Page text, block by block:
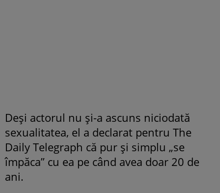
Deși actorul nu și-a ascuns niciodată
sexualitatea, el a declarat pentru The
Daily Telegraph că pur și simplu „se
împăca” cu ea pe când avea doar 20 de
ani.